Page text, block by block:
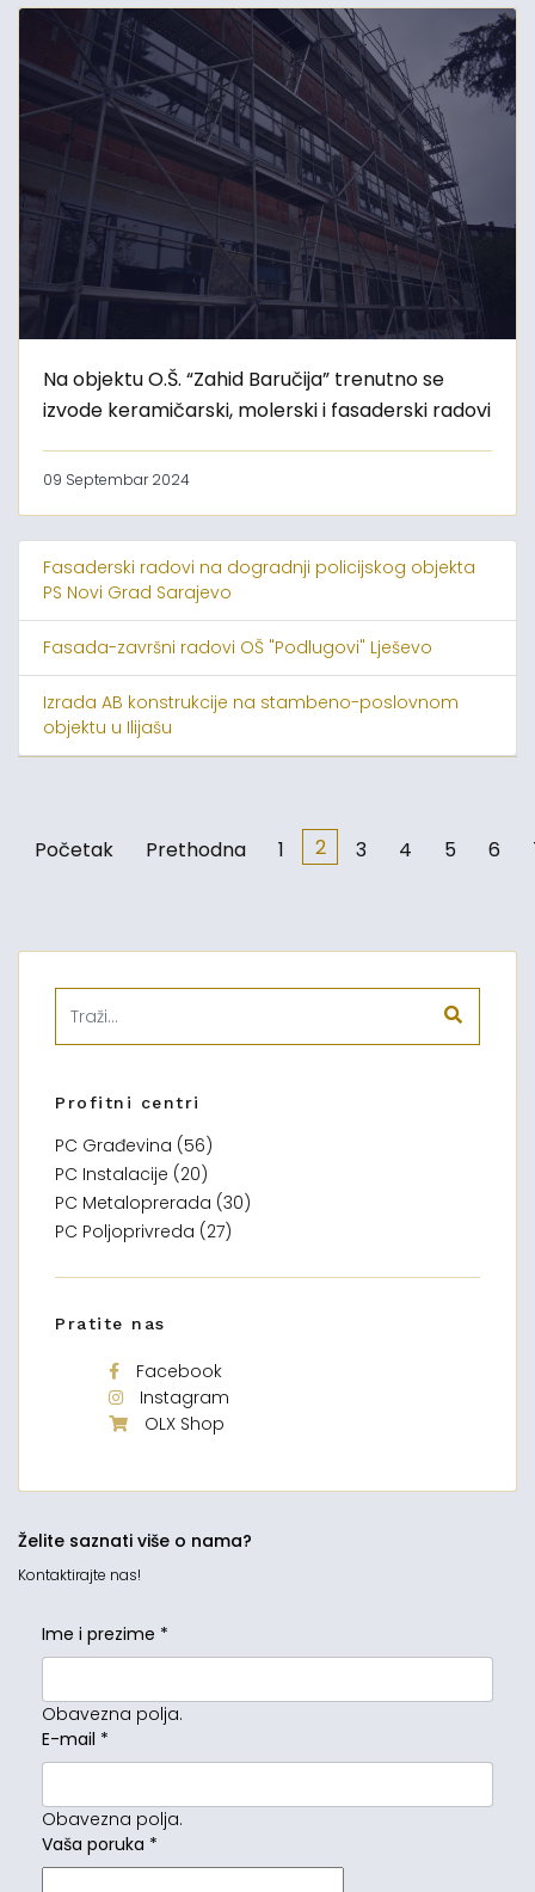
Na objektu O.Š. “Zahid Baručija” trenutno se
izvode keramičarski, molerski i fasaderski radovi
09 Septembar 2024
Fasaderski radovi na dogradnji policijskog objekta
PS Novi Grad Sarajevo
Fasada-završni radovi OŠ "Podlugovi" Lješevo
Izrada AB konstrukcije na stambeno-poslovnom
objektu u Ilijašu
Početak Prethodna 1 2 3 4 5 6
Profitni centri
PC Građevina (56)
PC Instalacije (20)
PC Metaloprerada (30)
PC Poljoprivreda (27)
Pratite nas
Facebook
Instagram
OLX Shop
Želite saznati više o nama?
Kontaktirajte nas!
Ime i prezime *
Obavezna polja.
E-mail *
Obavezna polja.
Vaša poruka *